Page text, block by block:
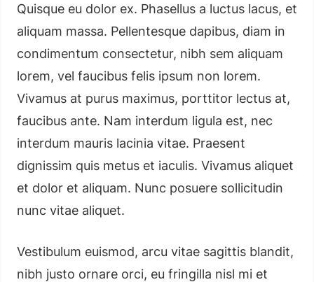
Quisque eu dolor ex. Phasellus a luctus lacus, et
aliquam massa. Pellentesque dapibus, diam in
condimentum consectetur, nibh sem aliquam
lorem, vel faucibus felis ipsum non lorem.
Vivamus at purus maximus, porttitor lectus at,
faucibus ante. Nam interdum ligula est, nec
interdum mauris lacinia vitae. Praesent
dignissim quis metus et iaculis. Vivamus aliquet
et dolor et aliquam. Nunc posuere sollicitudin
nunc vitae aliquet.
Vestibulum euismod, arcu vitae sagittis blandit,
nibh justo ornare orci, eu fringilla nisl mi et